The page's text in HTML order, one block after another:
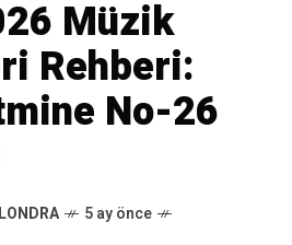
Müzik
Rehberi:
No-26
LONDRA 5 ay önce